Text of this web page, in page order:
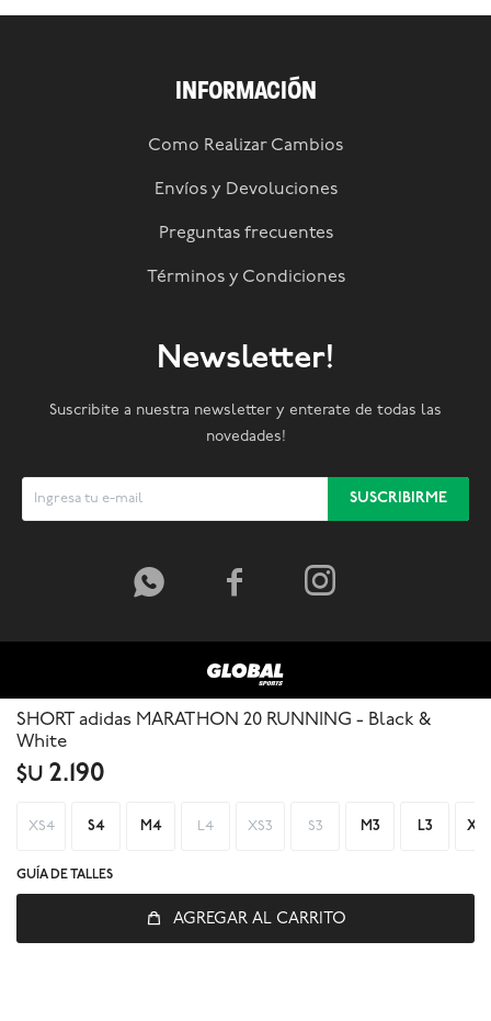
SHORT adidas MARATHON 20 RUNNING - Black &
White
$U 2.190
XS4 S4 M4 L4 XS3 S3 M3 L3 XL3
GUÍA DE TALLES
AGREGAR AL CARRITO
INFORMACIÓN
Como Realizar Cambios
Envíos y Devoluciones
Preguntas frecuentes
Términos y Condiciones
Newsletter!
Suscribite a nuestra newsletter y enterate de todas las
novedades!
SUSCRIBIRME
  
© Copyright 2026 / Global Sports